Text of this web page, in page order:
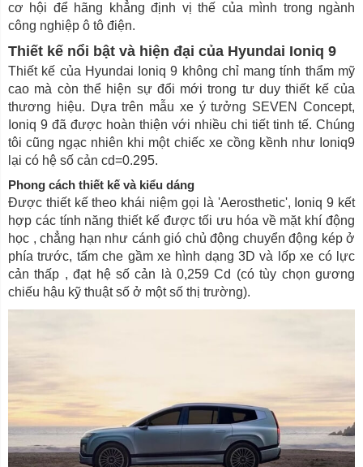
cơ hội để hãng khẳng định vị thế của mình trong ngành
công nghiệp ô tô điện.
Thiết kế nổi bật và hiện đại của Hyundai Ioniq 9
Thiết kế của Hyundai Ioniq 9 không chỉ mang tính thẩm mỹ
cao mà còn thể hiện sự đổi mới trong tư duy thiết kế của
thương hiệu. Dựa trên mẫu xe ý tưởng SEVEN Concept,
Ioniq 9 đã được hoàn thiện với nhiều chi tiết tinh tế. Chúng
tôi cũng ngạc nhiên khi một chiếc xe cồng kềnh như Ioniq9
lại có hệ số cản cd=0.295.
Phong cách thiết kế và kiểu dáng
Được thiết kế theo khái niệm gọi là 'Aerosthetic', Ioniq 9 kết
hợp các tính năng thiết kế được tối ưu hóa về mặt khí động
học , chẳng hạn như cánh gió chủ động chuyển động kép ở
phía trước, tấm che gầm xe hình dạng 3D và lốp xe có lực
cản thấp , đạt hệ số cản là 0,259 Cd (có tùy chọn gương
chiếu hậu kỹ thuật số ở một số thị trường).